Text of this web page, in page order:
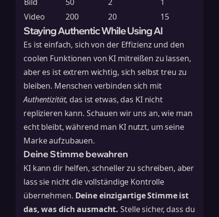
Video
200 20 15
Staying Authentic While Using AI
Es ist einfach, sich von der Effizienz und den
coolen Funktionen von KI mitreißen zu lassen,
aber es ist extrem wichtig, sich selbst treu zu
bleiben. Menschen verbinden sich mit
Authentizität, das ist etwas, das KI nicht
replizieren kann. Schauen wir uns an, wie man
echt bleibt, während man KI nutzt, um seine
Marke aufzubauen.
Deine Stimme bewahren
KI kann dir helfen, schneller zu schreiben, aber
lass sie nicht die vollständige Kontrolle
übernehmen. Deine einzigartige Stimme ist
das, was dich ausmacht. Stelle sicher, dass du